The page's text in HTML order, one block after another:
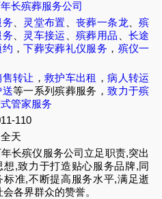
长殡葬服务公司
务 灵堂布置 、丧葬一条龙 、殡
务 灵车接运 、殡葬用品
长途
约 ，下葬安葬礼仪服务 ， 殡仪一
转让 ，救护车出租 ，病人转运
送等一系列殡葬服务，致力于殡
管家服务
110
天
长殡仪服务公司立足职责,突出
想,致力于打造贴心服务品牌,同
标准,不断提高服务水平,满足逝
各界群众的赞誉。